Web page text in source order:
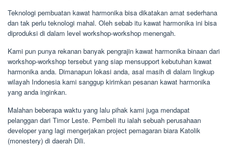
Teknologi pembuatan kawat harmonika bisa dikatakan amat sederhana
dan tak perlu teknologi mahal. Oleh sebab itu kawat harmonika ini bisa
diproduksi di dalam level workshop-workshop menengah.
Kami pun punya rekanan banyak pengrajin kawat harmonika binaan dari
workshop-workshop tersebut yang siap mensupport kebutuhan kawat
harmonika anda. Dimanapun lokasi anda, asal masih di dalam lingkup
wilayah Indonesia kami sanggup kirimkan pesanan kawat harmonika
yang anda inginkan.
Malahan beberapa waktu yang lalu pihak kami juga mendapat
pelanggan dari Timor Leste. Pembeli itu ialah sebuah perusahaan
developer yang lagi mengerjakan project pemagaran biara Katolik
(monestery) di daerah Dili.